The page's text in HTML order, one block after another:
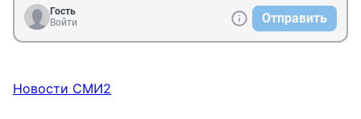
Гость
Войти
Отправить
Новости СМИ2